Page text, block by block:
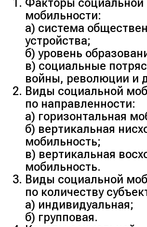
мобильности:
а) система
устройства;
б) уровень
в) социальные
войны, революции и
Виды социальной
по направленности:
а) горизонтальная
б) вертикальная
мобильность;
в) вертикальная
мобильность.
Виды социальной
по количеству
а) индивидуальная;
б) групповая.